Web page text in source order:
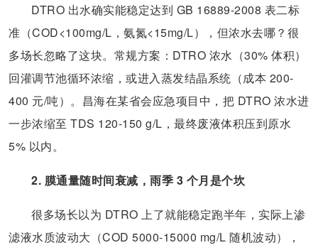
DTRO 出水确实能稳定达到 GB 16889-2008 表二标
准（COD<100mg/L，氨氮<15mg/L），但浓水去哪？很
多场长忽略了这块。常规方案：DTRO 浓水（30% 体积）
回灌调节池循环浓缩，或进入蒸发结晶系统（成本 200-
400 元/吨）。昌海在某省会应急项目中，把 DTRO 浓水进
一步浓缩至 TDS 120-150 g/L，最终废液体积压到原水
5% 以内。
2. 膜通量随时间衰减，雨季 3 个月是个坎
很多场长以为 DTRO 上了就能稳定跑半年，实际上渗
滤液水质波动大（COD 5000-15000 mg/L 随机波动），